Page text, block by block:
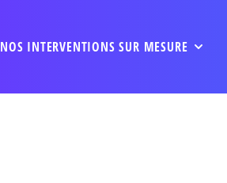
NOS INTERVENTIONS SUR MESURE